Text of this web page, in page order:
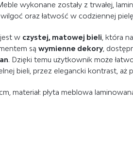
wykonane zostały z trwałej,
oraz łatwość w codziennej
w czystej, matowej bieli , która
są wymienne dekory,
. Dzięki temu użytkownik może
bieli, przez elegancki kontrast, aż
materiał: płyta meblowa